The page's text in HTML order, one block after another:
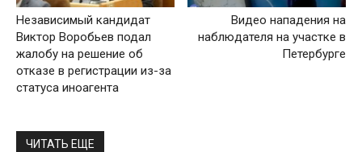
Независимый кандидат
Виктор Воробьев подал
жалобу на решение об
отказе в регистрации из-за
статуса иноагента
Видео нападения на
наблюдателя на участке в
Петербурге
ЧИТАТЬ ЕЩЕ